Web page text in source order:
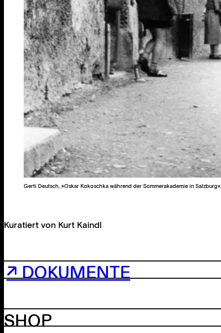
Gerti Deutsch, »Oskar Kokoschka während der Sommerakademie in
Kuratiert von Kurt Kaindl
↗ DOKUMENTE
SHOP